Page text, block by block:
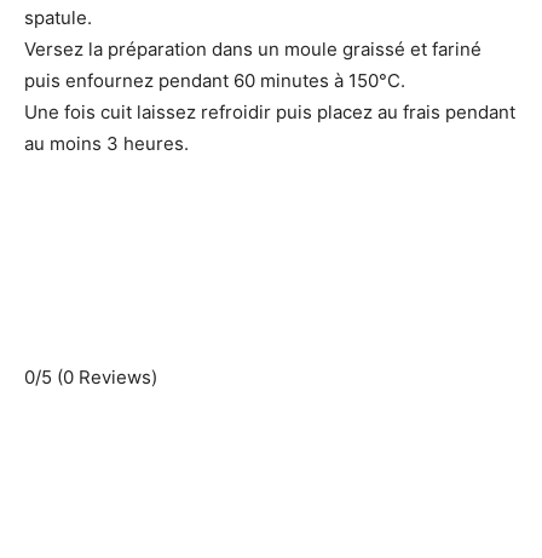
spatule.
Versez la préparation dans un moule graissé et fariné
puis enfournez pendant 60 minutes à 150°C.
Une fois cuit laissez refroidir puis placez au frais pendant
au moins 3 heures.
0/5 (0 Reviews)